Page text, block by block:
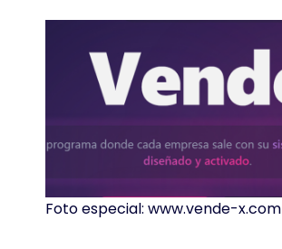
Foto especial: www.vende-x.com